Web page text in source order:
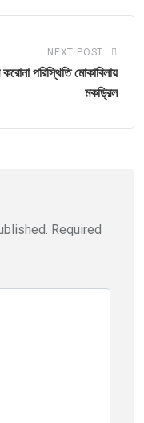
NEXT POST
পরিস্থিতি মোকাবিলায়
মকড্রিল
Required